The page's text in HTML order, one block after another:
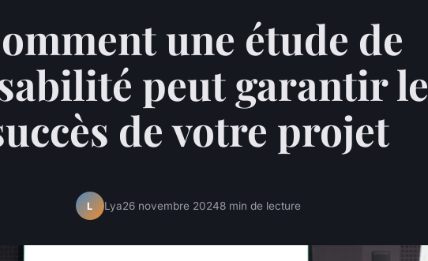
une étude de
peut garantir le
de votre projet
L Lya26 novembre 20248 min de lecture